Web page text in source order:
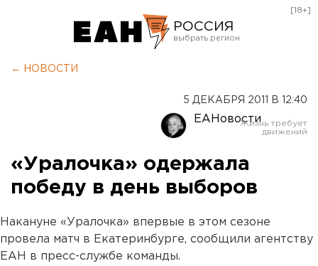
РОССИЯ
Оренбург
[18+]
← НОВОСТИ
5 ДЕКАБРЯ 2011 В 12:40
ЕАНовости
«Уралочка» одержала
победу в день выборов
Накануне «Уралочка» впервые в этом сезоне
провела матч в Екатеринбурге, сообщили агентству
ЕАН в пресс-службе команды.